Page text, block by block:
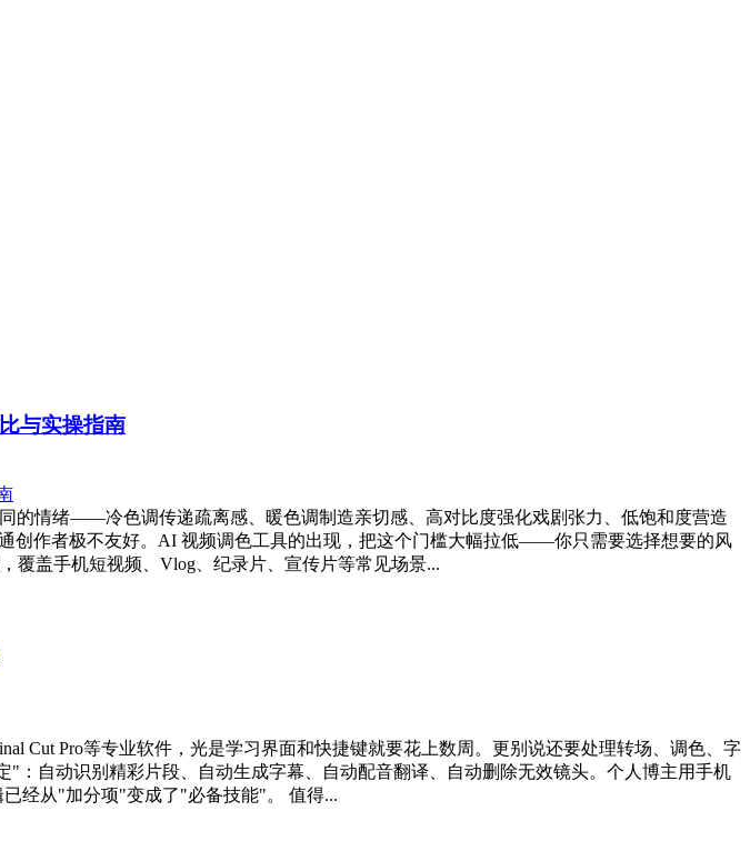
与实操指南
的情绪——冷色调传递疏离感、暖色调制造亲切感、高对比度强化戏剧张力、低饱和度营造
创作者极不友好。AI 视频调色工具的出现，把这个门槛大幅拉低——你只需要选择想要的风
覆盖手机短视频、Vlog、纪录片、宣传片等常见场景...
Cut Pro等专业软件，光是学习界面和快捷键就要花上数周。更别说还要处理转场、调色、字
自动识别精彩片段、自动生成字幕、自动配音翻译、自动删除无效镜头。个人博主用手机
经从"加分项"变成了"必备技能"。 值得...